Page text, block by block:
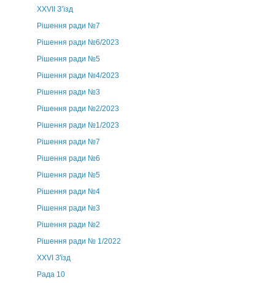
ХХVII З’їзд
Рішення ради №7
Рішення ради №6/2023
Рішення ради №5
Рішення ради №4/2023
Рішення ради №3
Рішення ради №2/2023
Рішення ради №1/2023
Рішення ради №7
Рішення ради №6
Рішення ради №5
Рішення ради №4
Рішення ради №3
Рішення ради №2
Рішення ради № 1/2022
XXVI З'їзд
Рада 10